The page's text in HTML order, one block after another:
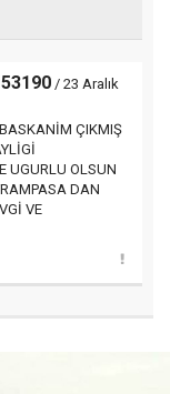
/ 23 Aralık
ÇIKMIŞ
UGURLU OLSUN
DAN
VE